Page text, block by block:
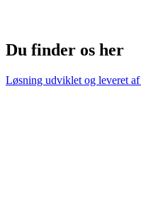
Du finder os her
Løsning udviklet og leveret af